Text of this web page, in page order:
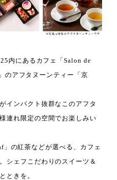
内にあるカフェ「Salon de
のアフタヌーンティー「京
インパクト抜群なこのアフタ
連れ限定の空間でお楽しみい
の紅茶などが選べる、カフェ
シェフこだわりのスイーツ＆
ときを。